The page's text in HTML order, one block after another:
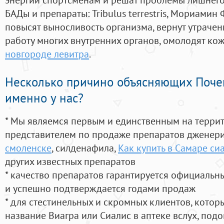
БАДы и препараты:Tribulus terrestris, Мориамин
повысят выносливость организма, вернут
работу многих внутренних органов, омолодят
новгороде левитра.
Несколько причино объясняющих
именно у нас?
* Мы являемся первым и единственным на
представителем по продаже препаратов
смоленске, силденафила, Как купить в Самаре
других известных препаратов
* качество препаратов гарантируется
и успешно подтверждается годами продаж
* для стестинельных и скромных клиентов,
название Виагра или Сиалис в аптеке вслух,